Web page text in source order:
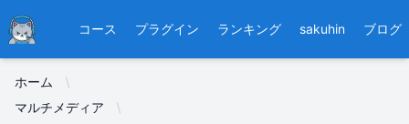
Ducafecat コース プラグイン ランキング sakuhin ブログ
ホーム
マルチメディア